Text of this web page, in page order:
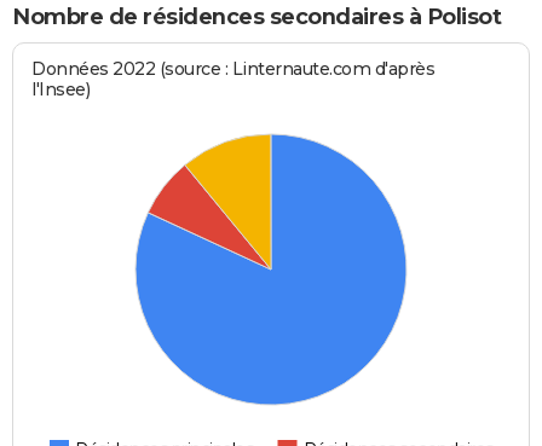
Nombre de résidences secondaires à Polisot
Données 2022 (source : Linternaute.com d'après
l'Insee)